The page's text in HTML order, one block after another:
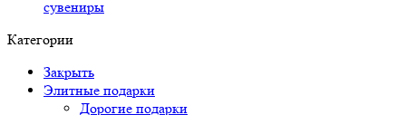
сувениры
Категории
Закрыть
Элитные подарки
Дорогие подарки